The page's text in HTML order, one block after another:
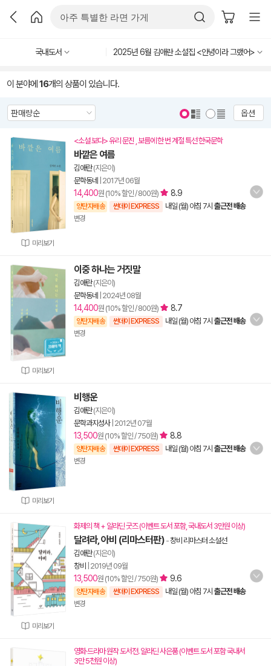
국내도서 2025년 6월 김애란 소설집 <안녕이라 그랬어>
이 분야에 16개의 상품이 있습니다.
옵션
미리보기
<소설 보다> 유리 문진 , 보름에 한 번 계절 특선 한국문학
바깥은 여름
김애란(지은이)
문학동네
2017년 06월
14,400원 (10% 할인 / 800원) 8.9
양탄자배송 썬데이 EXPRESS 내일 (월) 아침 7시 출근전 배송
변경
미리보기
이중 하나는 거짓말
김애란(지은이)
문학동네
2024년 08월
14,400원 (10% 할인 / 800원) 8.7
양탄자배송 썬데이 EXPRESS 내일 (월) 아침 7시 출근전 배송
변경
미리보기
비행운
김애란(지은이)
문학과지성사| 2012년 07월
13,500원 (10% 할인 / 750원) 8.8
양탄자배송 썬데이 EXPRESS 내일 (월) 아침 7시 출근전 배송
변경
미리보기
화제의 책 + 알라딘 굿즈 (이벤트 도서 포함, 국내도서 3만원 이상)
달려라, 아비 (리마스터판) -창비 리마스터 소설선
김애란(지은이)
창비
2019년 09월
13,500원 (10% 할인 / 750원) 9.6
양탄자배송 썬데이 EXPRESS 내일 (월) 아침 7시 출근전 배송
변경
영화·드라마 원작 도서전. 알라딘 사은품 (이벤트 도서 포함 국내서
3만 5천원 이상)